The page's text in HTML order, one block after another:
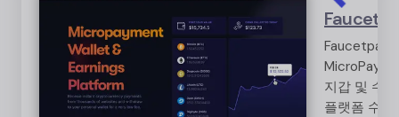
Faucetpay
지갑 및 수익
플랫폼 수천